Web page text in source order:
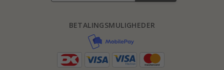
BETALINGSMULIGHEDER